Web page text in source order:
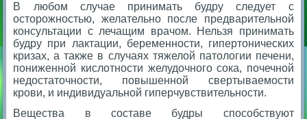
В любом случае принимать будру следует с
осторожностью, желательно после предварительной
консультации с лечащим врачом. Нельзя принимать
будру при лактации, беременности, гипертонических
кризах, а также в случаях тяжелой патологии печени,
пониженной кислотности желудочного сока, почечной
недостаточности, повышенной свертываемости
крови, и индивидуальной гиперчувствительности.
Вещества в составе будры способствуют